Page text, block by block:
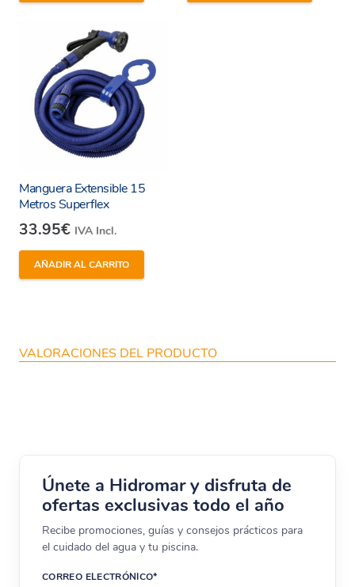
práctica y cómoda para cualquier usuario.
Accesorios Incluidos:
accesorios adicionales, como una lanza y
conectores, para una mayor versatilidad y
comodidad.
Descubre la diferencia con la Manguera Premium
Tatay 15mm (Ref. 9965105), una elección
confiable para tus necesidades de riego en el
jardín. Su calidad superior y características
avanzadas la convierten en una opción destacada
para los entusiastas del cuidado del jardín y
profesionales por igual.
Manguera Extensible 15
Metros Superflex
33.95€ IVA Incl.
AÑADIR AL CARRITO
VALORACIONES DEL PRODUCTO
Únete a Hidromar y disfruta de
ofertas exclusivas todo el año
Recibe promociones, guías y consejos prácticos para
el cuidado del agua y tu piscina.
CORREO ELECTRÓNICO*